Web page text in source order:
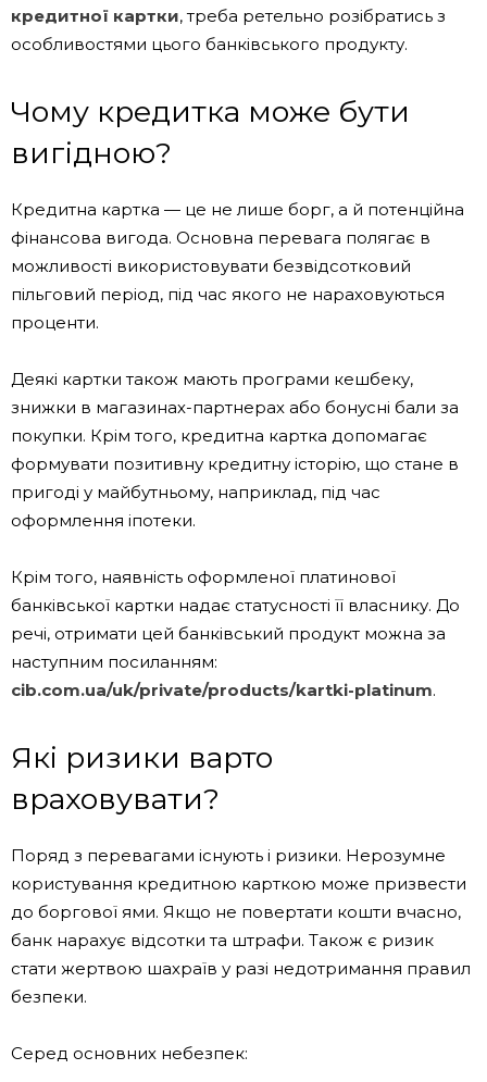
кредитної картки, треба ретельно розібратись з
особливостями цього банківського продукту.
Чому кредитка може бути
вигідною?
Кредитна картка — це не лише борг, а й потенційна
фінансова вигода. Основна перевага полягає в
можливості використовувати безвідсотковий
пільговий період, під час якого не нараховуються
проценти.
Деякі картки також мають програми кешбеку,
знижки в магазинах-партнерах або бонусні бали за
покупки. Крім того, кредитна картка допомагає
формувати позитивну кредитну історію, що стане в
пригоді у майбутньому, наприклад, під час
оформлення іпотеки.
Крім того, наявність оформленої платинової
банківської картки надає статусності її власнику. До
речі, отримати цей банківський продукт можна за
наступним посиланням:
cib.com.ua/uk/private/products/kartki-platinum.
Які ризики варто
враховувати?
Поряд з перевагами існують і ризики. Нерозумне
користування кредитною карткою може призвести
до боргової ями. Якщо не повертати кошти вчасно,
банк нарахує відсотки та штрафи. Також є ризик
стати жертвою шахраїв у разі недотримання правил
безпеки.
Серед основних небезпек: